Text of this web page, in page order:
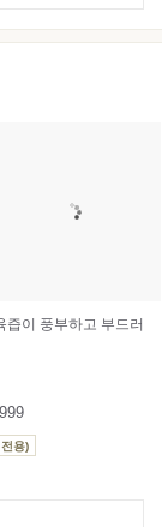
즙이 풍부하고 부드러
용)